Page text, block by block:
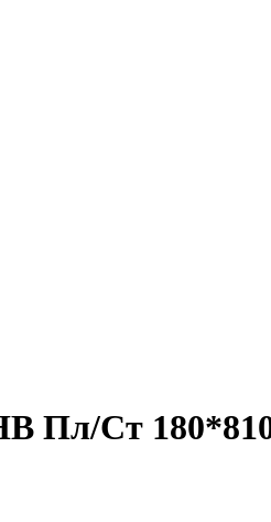
Ст 180*810,